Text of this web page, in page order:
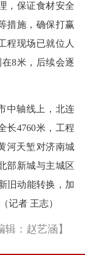
，保证食材安全
措施，确保打赢
程现场已就位人
8米，后续会逐
中轴线上，北连
长4760米，工程
河天堑对济南城
部新城与主城区
旧动能转换，加
记者 王志）
辑：赵艺涵】